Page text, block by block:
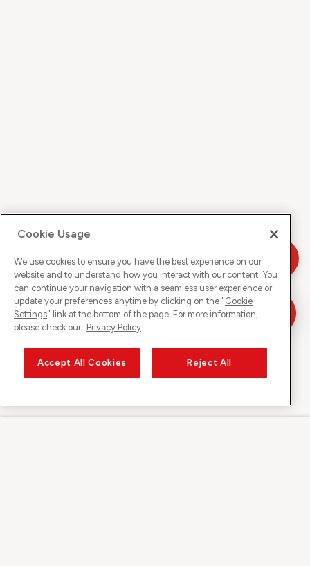
Cookie Usage
We use cookies to ensure you have the best experience on our
website and to understand how you interact with our content. You
can continue your navigation with a seamless user experience or
update your preferences anytime by clicking on the "Cookie
Settings" link at the bottom of the page. For more information,
please check our Privacy Policy
Accept All Cookies Reject All